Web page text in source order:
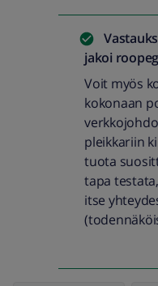
jakoi roopeg
Voit myös
kokonaan
pleikkariin
tuota
tapa
itse